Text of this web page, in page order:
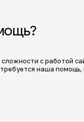
с работой
наша помощь,